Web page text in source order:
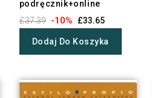
podręcznik+online
£37.39 -10% £33.65
Dodaj Do Koszyka